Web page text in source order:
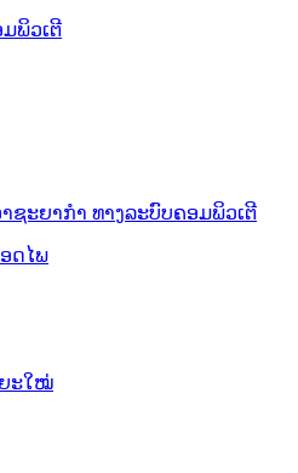
ພິວເຕີ
ະຍາກຳ ທາງລະບົບຄອມພິວເຕີ
ດໄພ
ະໃໝ່